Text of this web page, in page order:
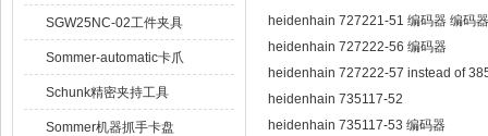
SGW25NC-02工件夹具
Sommer-automatic卡爪
Schunk精密夹持工具
Sommer机器抓手卡盘
heidenhain 727221-51 编码器 编码
heidenhain 727222-56 编码器
heidenhain 727222-57 instead of
heidenhain 735117-52
heidenhain 735117-53 编码器